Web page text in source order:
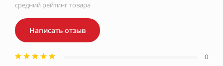
средний рейтинг товара
Написать отзыв
0